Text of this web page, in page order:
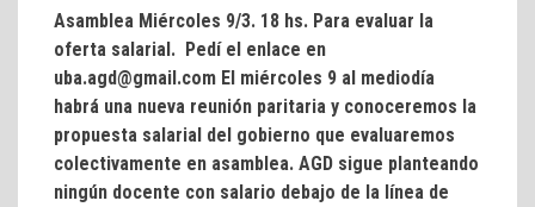
Asamblea Miércoles 9/3. 18 hs. Para evaluar la
oferta salarial. Pedí el enlace en
uba.agd@gmail.com El miércoles 9 al mediodía
habrá una nueva reunión paritaria y conoceremos la
propuesta salarial del gobierno que evaluaremos
colectivamente en asamblea. AGD sigue planteando
ningún docente con salario debajo de la línea de